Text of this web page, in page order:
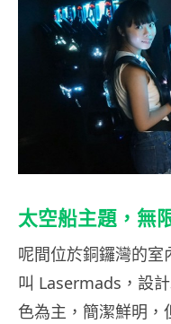
太空船主題，無
呢間位於銅鑼灣的
叫 Lasermads，設
色為主，簡潔鮮明